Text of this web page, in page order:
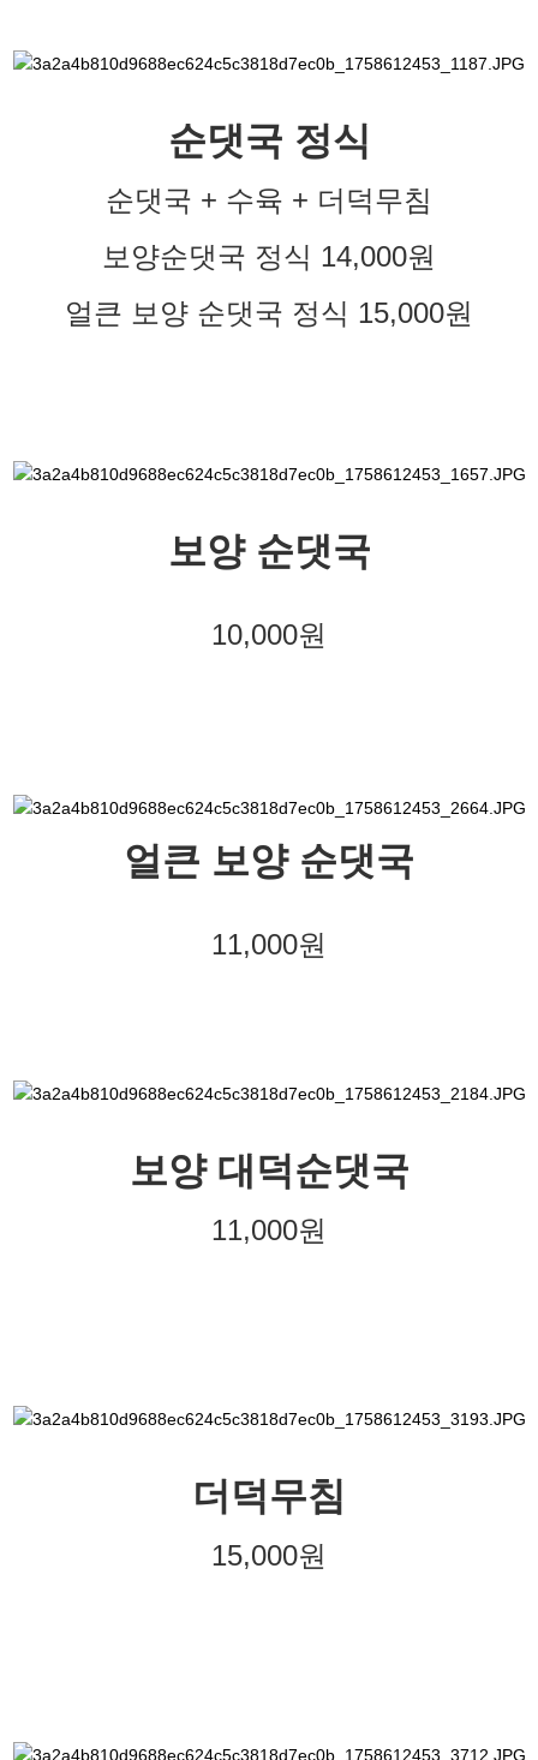
순댓국 정식
순댓국 + 수육 + 더덕무침
보양순댓국 정식 14,000원
얼큰 보양 순댓국 정식 15,000원
보양 순댓국
10,000원
얼큰 보양 순댓국
11,000원
보양 대덕순댓국
11,000원
더덕무침
15,000원